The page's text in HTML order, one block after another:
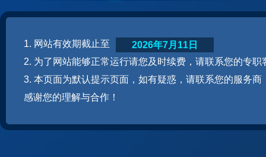
1. 网站有效期截止至
2. 为了网站能够正常运行请您及时续费，请联系您的专职
3. 本页面为默认提示页面，如有疑惑，请联系您的服务商
感谢您的理解与合作！
2026年7月11日